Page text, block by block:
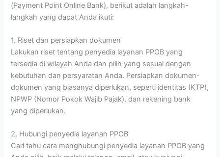
(Payment Point Online Bank), berikut adalah langkah-
langkah yang dapat Anda ikuti:
1. Riset dan persiapkan dokumen
Lakukan riset tentang penyedia layanan PPOB yang
tersedia di wilayah Anda dan pilih yang sesuai dengan
kebutuhan dan persyaratan Anda. Persiapkan dokumen-
dokumen yang biasanya diperlukan, seperti identitas (KTP),
NPWP (Nomor Pokok Wajib Pajak), dan rekening bank
yang diperlukan.
2. Hubungi penyedia layanan PPOB
Cari tahu cara menghubungi penyedia layanan PPOB yang